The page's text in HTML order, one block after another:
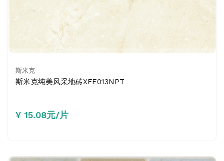
斯米克
斯米克纯美风采地砖XFE013NPT
¥ 15.08元/片